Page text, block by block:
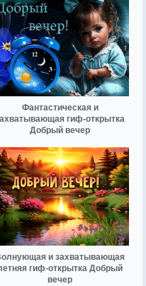
Фантастическая и
гиф-открытка
Добрый вечер
и захватывающая
гиф-открытка Добрый
вечер